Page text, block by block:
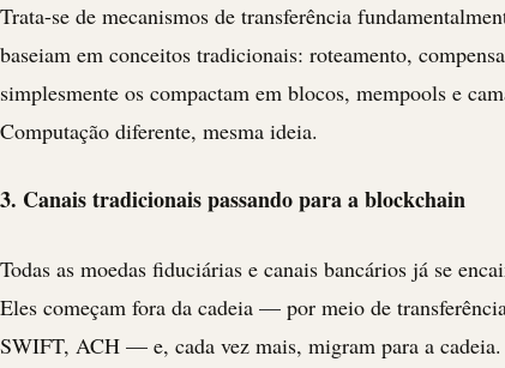
Trata-se de mecanismos de transferência
baseiam em conceitos tradicionais: roteamento,
simplesmente os compactam em blocos, mempools e
Computação diferente, mesma ideia.
3. Canais tradicionais passando para a blockchain
Todas as moedas fiduciárias e canais bancários já se
Eles começam fora da cadeia — por meio de
SWIFT, ACH — e, cada vez mais, migram para a